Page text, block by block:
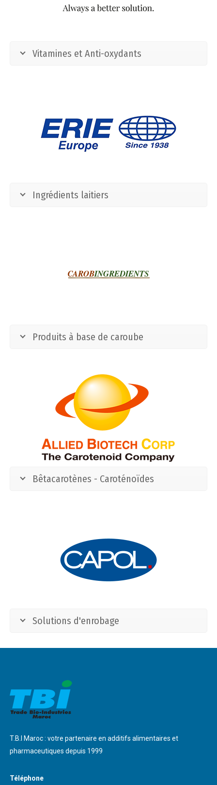
Vitamines et Anti-oxydants
Ingrédients laitiers
Produits à base de caroube
Bêtacarotènes - Caroténoïdes
Solutions d'enrobage
T.B.I Maroc : votre partenaire en additifs alimentaires et
pharmaceutiques depuis 1999
Téléphone